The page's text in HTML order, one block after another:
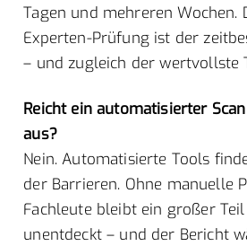
Tagen und mehreren Wochen.
Experten-Prüfung ist der
– und zugleich der wertvollste
Reicht ein automatisierter
aus?
Nein. Automatisierte Tools
der Barrieren. Ohne manuelle
Fachleute bleibt ein großer
unentdeckt – und der Bericht